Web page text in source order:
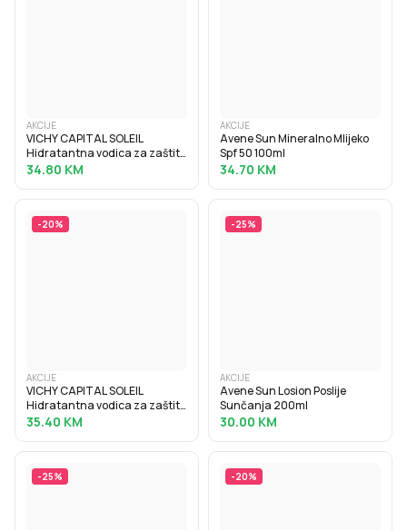
AKCIJE
VICHY CAPITAL SOLEIL
Hidratantna vodica za zaštitu
od sunca SPF30, 200 ml
34.80 KM
AKCIJE
Avene Sun Mineralno Mlijeko
Spf 50 100ml
34.70 KM
-20%
AKCIJE
VICHY CAPITAL SOLEIL
Hidratantna vodica za zaštitu
od sunca za naglašen ten
35.40 KM
-25%
AKCIJE
Avene Sun Losion Poslije
Sunčanja 200ml
30.00 KM
-25% -20%